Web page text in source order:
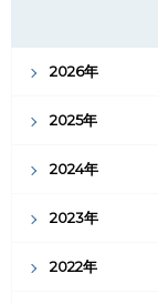
2026年
2025年
2024年
2023年
2022年